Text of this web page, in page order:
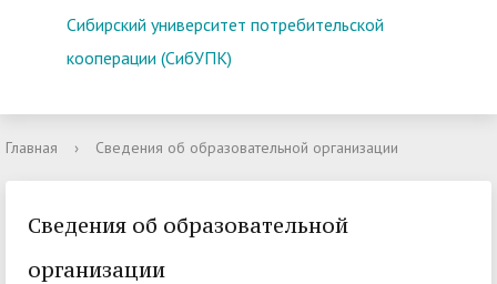
Сибирский университет потребительской
кооперации (СибУПК)
Главная › Сведения об образовательной организации
Сведения об образовательной
организации